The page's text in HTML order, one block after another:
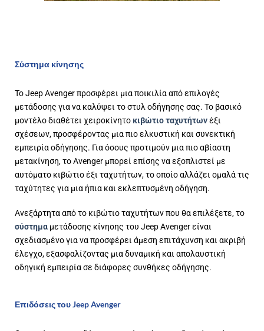
Σύστημα κίνησης
Το Jeep Avenger προσφέρει μια ποικιλία από επιλογές
μετάδοσης για να καλύψει το στυλ οδήγησης σας. Το βασικό
μοντέλο διαθέτει χειροκίνητο κιβώτιο ταχυτήτωνέξι
σχέσεων, προσφέροντας μια πιο ελκυστική και συνεκτική
εμπειρία οδήγησης. Για όσους προτιμούν μια πιο αβίαστη
μετακίνηση, το Avenger μπορεί επίσης να εξοπλιστεί με
αυτόματο κιβώτιο έξι ταχυτήτων, το οποίο αλλάζει ομαλά τις
ταχύτητες για μια ήπια και εκλεπτυσμένη οδήγηση.
Ανεξάρτητα από το κιβώτιο ταχυτήτων που θα επιλέξετε, το
σύστημα μετάδοσης κίνησης του Jeep Avenger είναι
σχεδιασμένο για να προσφέρει άμεση επιτάχυνση και ακριβή
έλεγχο, εξασφαλίζοντας μια δυναμική και απολαυστική
οδηγική εμπειρία σε διάφορες συνθήκες οδήγησης.
Επιδόσεις του Jeep Avenger